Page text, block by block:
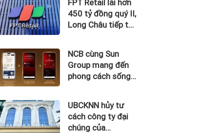
FPT Retail lãi hơn
450 tỷ đồng quý II,
Long Châu tiếp tục
NCB cùng Sun
Group mang đến
phong cách sống
quyền hàng đầu
Việt Nam
UBCKNN hủy tư
cách công ty đại
chúng của